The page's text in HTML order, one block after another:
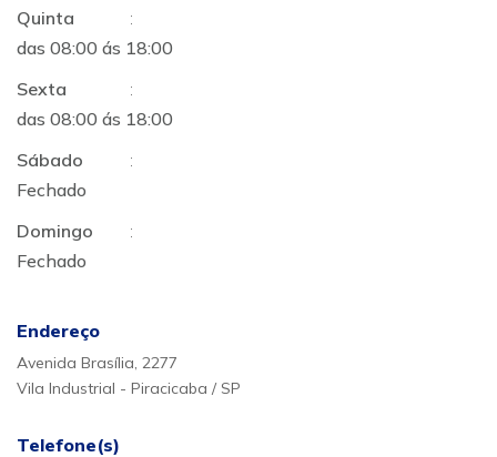
Quinta
:
das 08:00 ás 18:00
Sexta
:
das 08:00 ás 18:00
Sábado
:
Fechado
Domingo
:
Fechado
Endereço
Avenida Brasília, 2277
Vila Industrial - Piracicaba / SP
Telefone(s)